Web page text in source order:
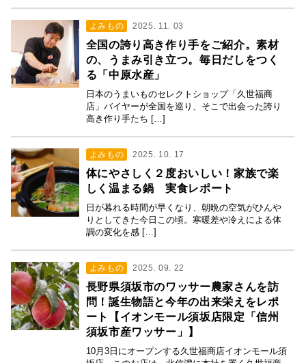
よみもの 2025. 11. 03
全国の誇り高き作り手をご紹介。素材
の、うまみ引き立つ。毎日だしをつく
る「中原水産」
日本のうまいものセレクトショップ「久世福商
店」バイヤーが全国を巡り、そこで出会った誇り
高き作り手たち […]
よみもの 2025. 10. 17
体にやさしく２度おいしい！家族で楽
しく温まる鍋 実食レポート
日が暮れる時間が早くなり、朝晩の空気がひんや
りとしてきた今日この頃。寒暖差や冷えによる体
調の変化を感 […]
よみもの 2025. 09. 22
長野県須坂市のワッサー農家さんを訪
問！誕生物語と今年の出来栄えをレポ
ート【イオンモール須坂店限定「信州
須坂市産ワッサー」】
10月3日にオープンする久世福商店イオンモール須